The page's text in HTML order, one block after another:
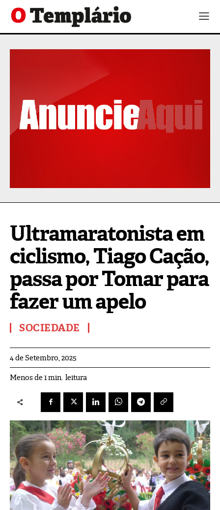
Ultramaratonista em
ciclismo, Tiago Cação,
passa por Tomar para
fazer um apelo
SOCIEDADE
4 de Setembro, 2025
Menos de 1min. leitura